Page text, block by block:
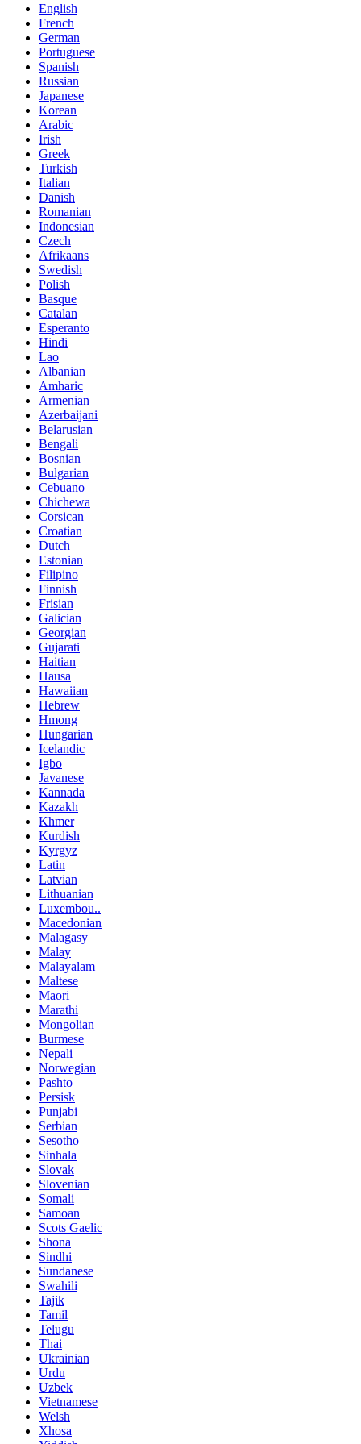
English
French
German
Portuguese
Spanish
Russian
Japanese
Korean
Arabic
Irish
Greek
Turkish
Italian
Danish
Romanian
Indonesian
Czech
Afrikaans
Swedish
Polish
Basque
Catalan
Esperanto
Hindi
Lao
Albanian
Amharic
Armenian
Azerbaijani
Belarusian
Bengali
Bosnian
Bulgarian
Cebuano
Chichewa
Corsican
Croatian
Dutch
Estonian
Filipino
Finnish
Frisian
Galician
Georgian
Gujarati
Haitian
Hausa
Hawaiian
Hebrew
Hmong
Hungarian
Icelandic
Igbo
Javanese
Kannada
Kazakh
Khmer
Kurdish
Kyrgyz
Latin
Latvian
Lithuanian
Luxembou..
Macedonian
Malagasy
Malay
Malayalam
Maltese
Maori
Marathi
Mongolian
Burmese
Nepali
Norwegian
Pashto
Persisk
Punjabi
Serbian
Sesotho
Sinhala
Slovak
Slovenian
Somali
Samoan
Scots Gaelic
Shona
Sindhi
Sundanese
Swahili
Tajik
Tamil
Telugu
Thai
Ukrainian
Urdu
Uzbek
Vietnamese
Welsh
Xhosa